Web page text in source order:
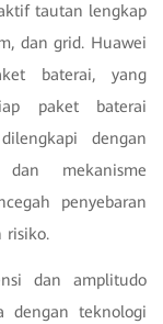
tautan lengkap
dan grid. Huawei
baterai, yang
paket baterai
dengan
mekanisme
penyebaran
risiko.
dan amplitudo
dengan teknologi